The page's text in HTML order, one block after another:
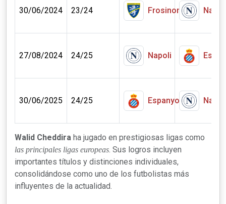
30/06/2024 23/24 Frosinone
27/08/2024 24/25 Napoli
30/06/2025 24/25 Espanyol
Walid Cheddira ha jugado en prestigiosas ligas como
las principales ligas europeas. Sus logros incluyen
importantes títulos y distinciones individuales,
consolidándose como uno de los futbolistas más
influyentes de la actualidad.